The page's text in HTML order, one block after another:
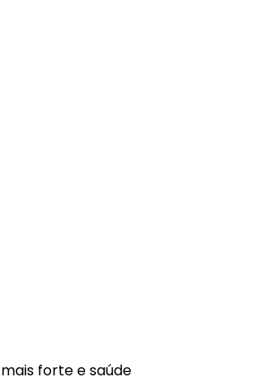
forte e saúde